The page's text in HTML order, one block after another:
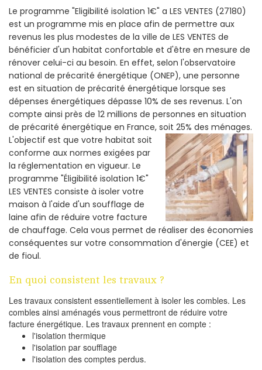
Le programme "Eligibilité isolation 1€" a LES VENTES (27180)
est un programme mis en place afin de permettre aux
revenus les plus modestes de la ville de LES VENTES de
bénéficier d'un habitat confortable et d'être en mesure de
rénover celui-ci au besoin. En effet, selon l'observatoire
national de précarité énergétique (ONEP), une personne
est en situation de précarité énergétique lorsque ses
dépenses énergétiques dépasse 10% de ses revenus. L'on
compte ainsi près de 12 millions de personnes en situation
de précarité énergétique en France, soit 25% des ménages.
L'objectif est que votre habitat soit
conforme aux normes exigées par
la réglementation en vigueur. Le
programme "Éligibilité isolation 1€"
LES VENTES consiste à isoler votre
maison à l'aide d'un soufflage de
laine afin de réduire votre facture
de chauffage. Cela vous permet de réaliser des économies
conséquentes sur votre consommation d'énergie (CEE) et
de fioul.
En quoi consistent les travaux ?
Les travaux consistent essentiellement à isoler les combles. Les
combles ainsi aménagés vous permettront de réduire votre
facture énergétique. Les travaux prennent en compte :
l'isolation thermique
l'isolation par soufflage
l'isolation des comptes perdus.